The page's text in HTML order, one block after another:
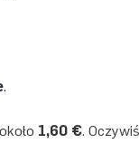
.
1,60 €.